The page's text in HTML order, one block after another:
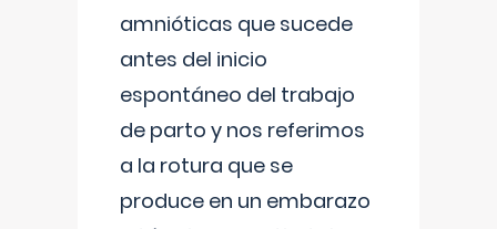
amnióticas que sucede
antes del inicio
espontáneo del trabajo
de parto y nos referimos
a la rotura que se
produce en un embarazo